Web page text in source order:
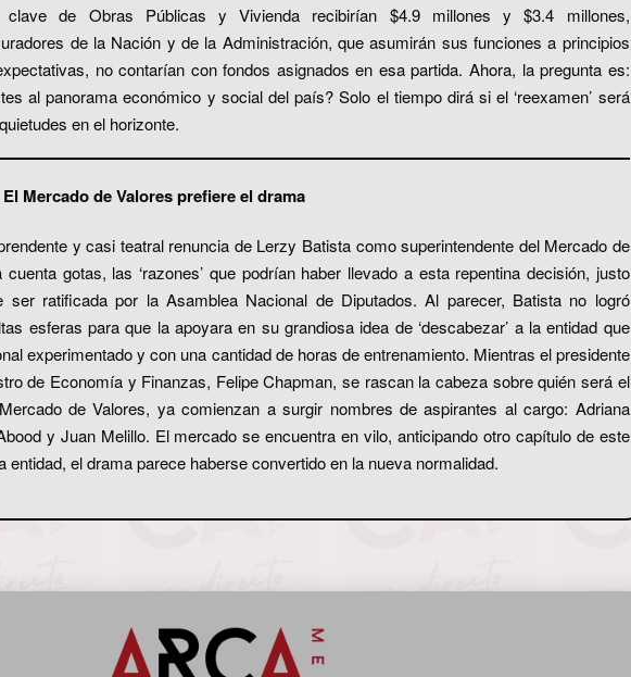
clave de Obras Públicas y Vivienda recibirían $4.9 millones y $3.4 millones,
de la Nación y de la Administración, que asumirán sus funciones a principios
no contarían con fondos asignados en esa partida. Ahora, la pregunta es:
al panorama económico y social del país? Solo el tiempo dirá si el ‘reexamen’ será
en el horizonte.
Mercado de Valores prefiere el drama
y casi teatral renuncia de Lerzy Batista como superintendente del Mercado de
gotas, las ‘razones’ que podrían haber llevado a esta repentina decisión, justo
ser ratificada por la Asamblea Nacional de Diputados. Al parecer, Batista no logró
esferas para que la apoyara en su grandiosa idea de ‘descabezar’ a la entidad que
experimentado y con una cantidad de horas de entrenamiento. Mientras el presidente
de Economía y Finanzas, Felipe Chapman, se rascan la cabeza sobre quién será el
de Valores, ya comienzan a surgir nombres de aspirantes al cargo: Adriana
y Juan Melillo. El mercado se encuentra en vilo, anticipando otro capítulo de este
entidad, el drama parece haberse convertido en la nueva normalidad.